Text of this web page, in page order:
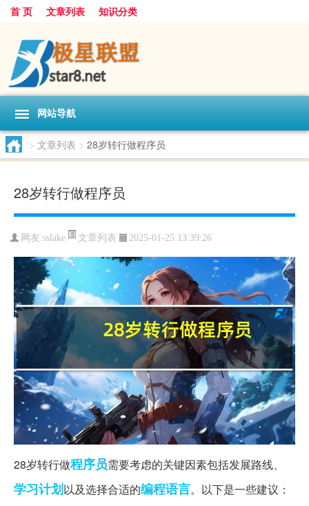
首 页 文章列表 知识分类
网站导航
> 文章列表 > 28岁转行做程序员
28岁转行做程序员
网友:sslake 文章列表 2025-01-25 13:39:26
28岁转行做程序员需要考虑的关键因素包括发展路线、
学习计划以及选择合适的编程语言。以下是一些建议：